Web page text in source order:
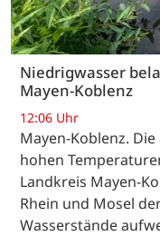
Niedrigwasser
Mayen-Koblenz
12:06 Uhr
Mayen-Koblenz.
hohen
Landkreis Mayen-
Rhein und Mosel
Wasserstände